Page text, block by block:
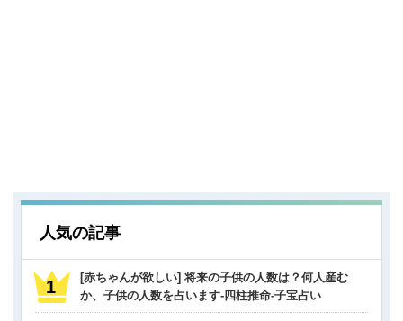
人気の記事
[赤ちゃんが欲しい] 将来の子供の人数は？何人産む
か、子供の人数を占います-四柱推命-子宝占い